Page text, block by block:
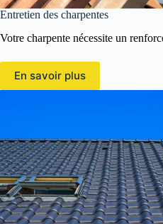
Entretien des charpentes
Votre charpente nécessite un
En savoir plus